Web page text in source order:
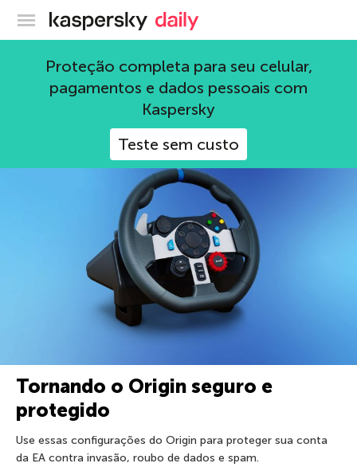
Blog oficial da Kaspersky
Proteção completa para seu celular,
pagamentos e dados pessoais com
Kaspersky
Teste sem custo
games
Tornando o Origin seguro e
protegido
Use essas configurações do Origin para proteger sua conta
da EA contra invasão, roubo de dados e spam.